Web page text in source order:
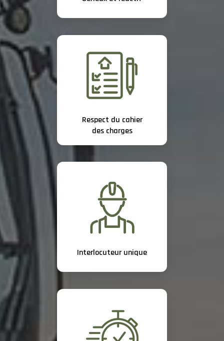
Respect du cahier
des charges
Interlocuteur unique